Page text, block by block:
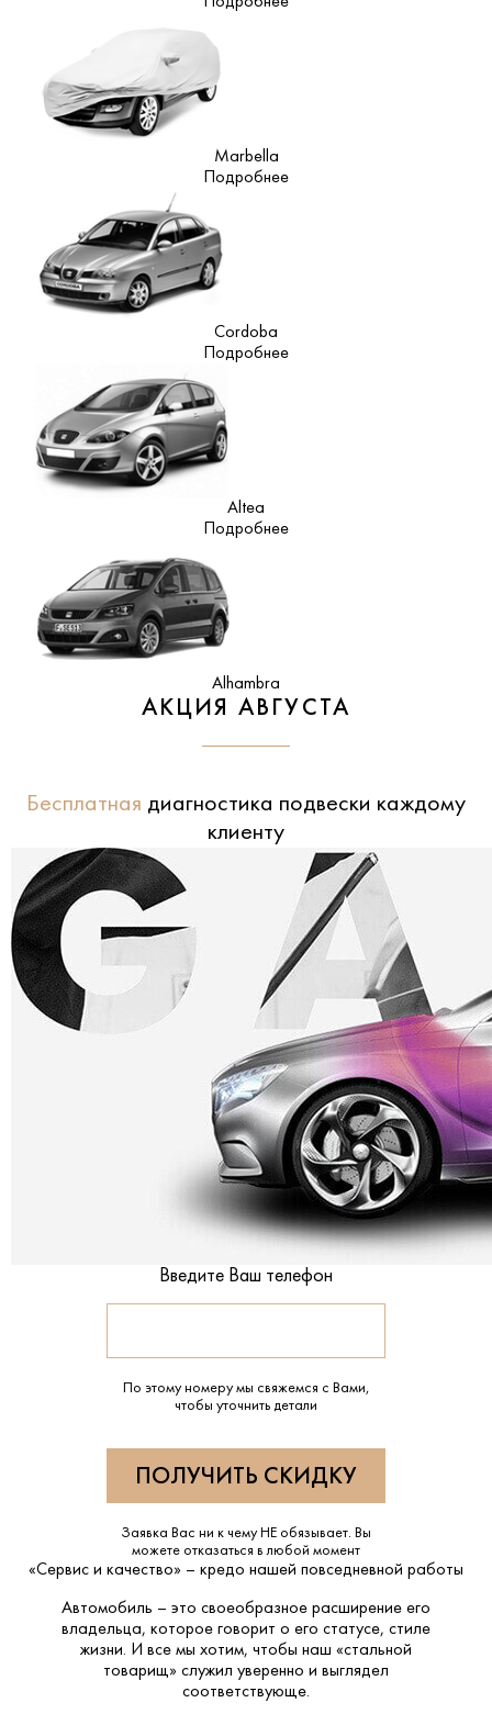
Marbella
Подробнее
Cordoba
Подробнее
Altea
Подробнее
Alhambra
АКЦИЯ АВГУСТА
Бесплатная диагностика подвески каждому
клиенту
Введите Ваш телефон
По этому номеру мы свяжемся с Вами,
чтобы уточнить детали
Заявка Вас ни к чему НЕ обязывает. Вы
можете отказаться в любой момент
«Сервис и качество» – кредо нашей повседневной работы
Автомобиль – это своеобразное расширение его
владельца, которое говорит о его статусе, стиле
жизни. И все мы хотим, чтобы наш «стальной
товарищ» служил уверенно и выглядел
соответствующе.